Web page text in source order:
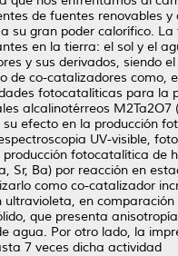
de fuentes renovables
su gran poder calorífico.
en la tierra: el sol y el
y sus derivados, siendo
co-catalizadores como,
fotocatalíticas para la
alcalinotérreos M2Ta2O7
efecto en la producción
UV-visible,
fotocatalítica de
Ba) por reacción en
como co-catalizador
en
que presenta
agua. Por otro lado, la
7 veces dicha actividad